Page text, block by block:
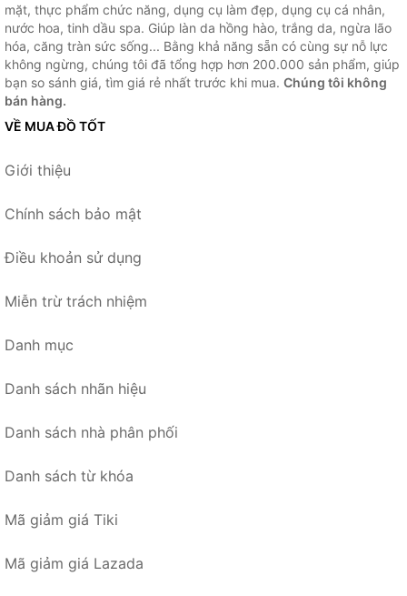
mặt, thực phẩm chức năng, dụng cụ làm đẹp, dụng cụ cá nhân,
nước hoa, tinh dầu spa. Giúp làn da hồng hào, trắng da, ngừa lão
hóa, căng tràn sức sống... Bằng khả năng sẵn có cùng sự nỗ lực
không ngừng, chúng tôi đã tổng hợp hơn 200.000 sản phẩm, giúp
bạn so sánh giá, tìm giá rẻ nhất trước khi mua. Chúng tôi không
bán hàng.
VỀ MUA ĐỒ TỐT
Giới thiệu
Chính sách bảo mật
Điều khoản sử dụng
Miễn trừ trách nhiệm
Danh mục
Danh sách nhãn hiệu
Danh sách nhà phân phối
Danh sách từ khóa
Mã giảm giá Tiki
Mã giảm giá Lazada